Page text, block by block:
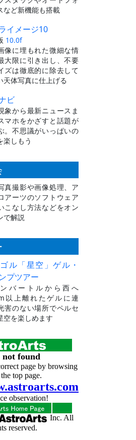
など新機能も搭載
イメージ10
10.0f
像に埋もれた微細な情
大限に引き出し、不要
ズは徹底的に除去して
天体写真に仕上げる
ビ
象から最新ニュースま
マホをかざすと話題が
。不思議がいっぱいの
楽しもう
真撮影や画像処理、ア
アーツのソフトウェア
こなし方法などをオン
で解説
ル「星空」ゲル・
プツアー
バートルから西へ
以上離れたゲルに連
害のない場所でペルセ
空を楽しめます